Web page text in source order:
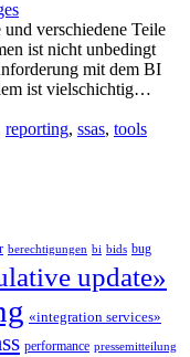
verschiedene Teile
ist nicht unbedingt
mit dem BI
ist vielschichtig…
reporting, ssas, tools
berechtigungen bi bids bug
update»
«integration services»
performance pressemitteilung